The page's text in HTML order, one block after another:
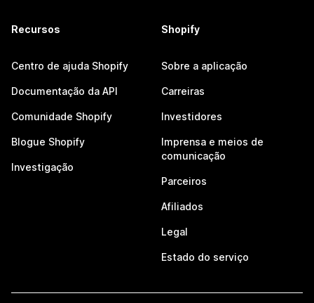
Recursos
Centro de ajuda Shopify
Documentação da API
Comunidade Shopify
Blogue Shopify
Investigação
Shopify
Sobre a aplicação
Carreiras
Investidores
Imprensa e meios de
comunicação
Parceiros
Afiliados
Legal
Estado do serviço